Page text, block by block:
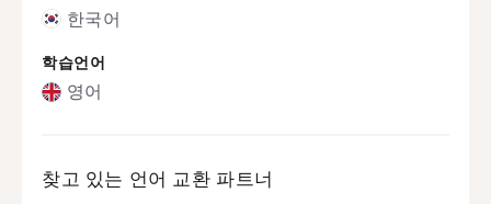
한국어
학습언어
영어
찾고 있는 언어 교환 파트너